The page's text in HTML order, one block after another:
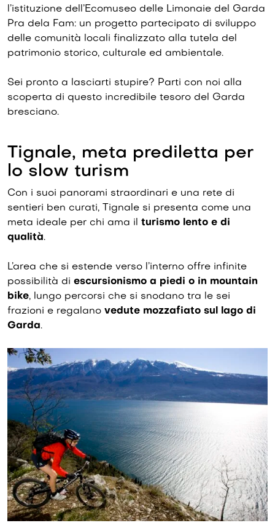
l’istituzione dell’Ecomuseo delle Limonaie del Garda
Pra dela Fam: un progetto partecipato di sviluppo
delle comunità locali finalizzato alla tutela del
patrimonio storico, culturale ed ambientale.
Sei pronto a lasciarti stupire? Parti con noi alla
scoperta di questo incredibile tesoro del Garda
bresciano.
Tignale, meta prediletta per
lo slow turism
Con i suoi panorami straordinari e una rete di
sentieri ben curati, Tignale si presenta come una
meta ideale per chi ama il turismo lento e di
qualità.
L’area che si estende verso l’interno offre infinite
possibilità di escursionismo a piedi o in mountain
bike, lungo percorsi che si snodano tra le sei
frazioni e regalano vedute mozzafiato sul lago di
Garda.